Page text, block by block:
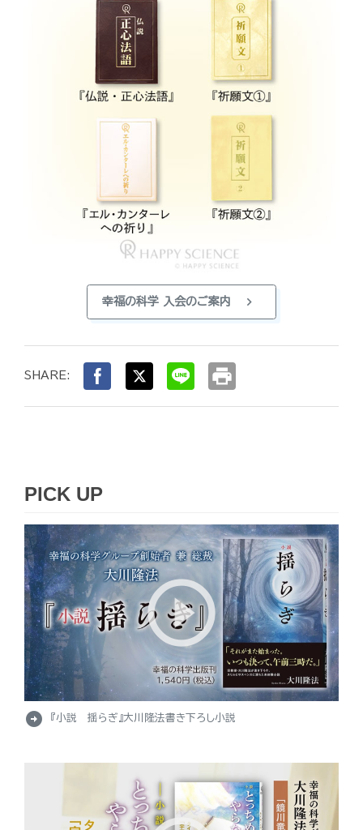
幸福の科学 入会のご案内 chevron_right
SHARE: print
PICK UP
arrow_circle_right 『小説 揺らぎ』大川隆法書き下ろし小説